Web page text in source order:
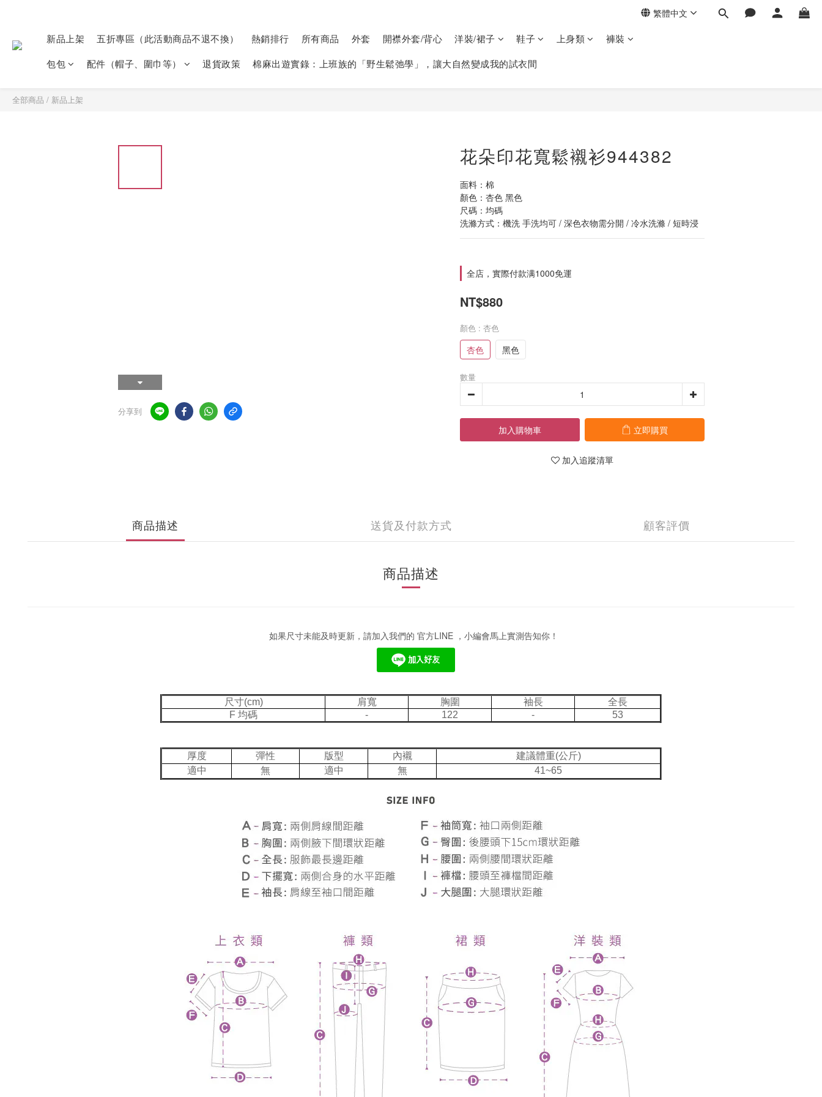
繁體中文
新品上架 五折專區（此活動商品不退不換） 熱銷排行 所有商品 外套 開襟外套/背心 洋裝/裙子 鞋子 上身類
褲裝
包包
配件（帽子、圍巾等） 退貨政策 棉麻出遊實錄：上班族的「野生鬆弛學」，讓大自然變成我的試衣間
全部商品 / 新品上架
分享到
花朵印花寬鬆襯衫944382
面料：棉
顏色：杏色 黑色
尺碼：均碼
洗滌方式：機洗 手洗均可 / 深色衣物需分開 / 冷水洗滌 / 短時浸
全店，實際付款满1000免運
NT$880
顏色 : 杏色
杏色 黑色
數量
加入購物車 立即購買
加入追蹤清單
商品描述 送貨及付款方式 顧客評價
商品描述
如果尺寸未能及時更新，請加入我們的 官方LINE ，小編會馬上實測告知你！
尺寸(cm) 肩寬 胸圍 袖長
全長
F 均碼
- 122 - 53
厚度 彈性 版型 內襯
建議體重(公斤)
適中
無 適中 無 41~65